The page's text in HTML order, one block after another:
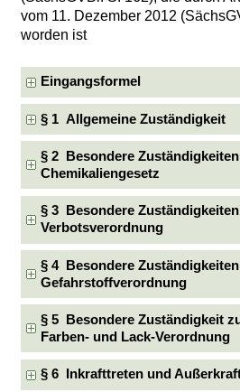
vom 11. Dezember 2012
worden ist
Eingangsformel
§ 1 Allgemeine Zuständigkeit
§ 2 Besondere
Chemikaliengesetz
§ 3 Besondere
Verbotsverordnung
§ 4 Besondere
Gefahrstoffverordnung
§ 5 Besondere Zuständigkeit
Farben- und Lack-Verordnung
§ 6 Inkrafttreten und